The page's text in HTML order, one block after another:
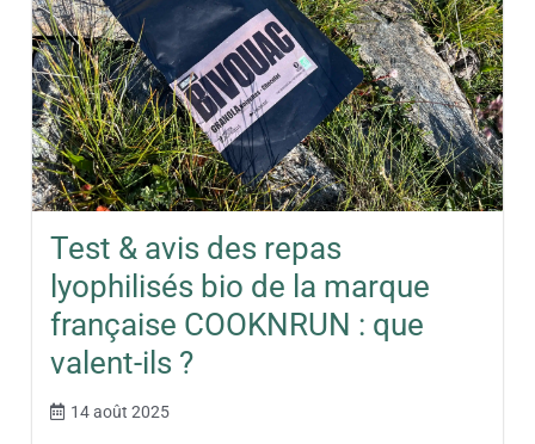
Test & avis des repas
lyophilisés bio de la marque
française COOKNRUN : que
valent-ils ?
14 août 2025